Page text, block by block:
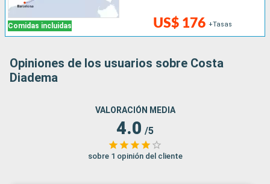
Comidas incluidas US$ 176 +Tasas
Opiniones de los usuarios sobre Costa
Diadema
VALORACIÓN MEDIA
4.0 /5
sobre 1 opinión del cliente